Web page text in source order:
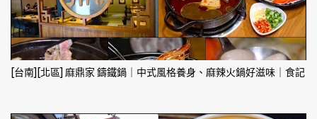
[台南][北區] 麻鼎家 鑄鐵鍋｜中式風格養身、麻辣火鍋好滋味｜食記